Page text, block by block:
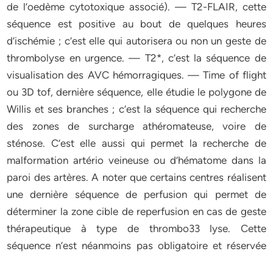
de l’oedème cytotoxique associé). — T2-FLAIR, cette
séquence est positive au bout de quelques heures
d’ischémie ; c’est elle qui autorisera ou non un geste de
thrombolyse en urgence. — T2*, c’est la séquence de
visualisation des AVC hémorragiques. — Time of flight
ou 3D tof, dernière séquence, elle étudie le polygone de
Willis et ses branches ; c’est la séquence qui recherche
des zones de surcharge athéromateuse, voire de
sténose. C’est elle aussi qui permet la recherche de
malformation artério veineuse ou d’hématome dans la
paroi des artères. A noter que certains centres réalisent
une dernière séquence de perfusion qui permet de
déterminer la zone cible de reperfusion en cas de geste
thérapeutique à type de thrombo33 lyse. Cette
séquence n’est néanmoins pas obligatoire et réservée